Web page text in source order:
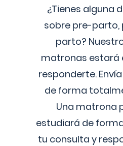
¿Tienes alguna
sobre pre-
parto?
matronas estará
responderte.
de forma
Una matrona
estudiará de
tu consulta y